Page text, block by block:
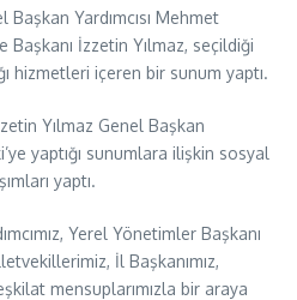
Yardımcısı Mehmet
Başkanı İzzetin Yılmaz, seçildiği
hizmetleri içeren bir sunum yaptı.
Yılmaz Genel Başkan
yaptığı sunumlara ilişkin sosyal
yaptı.
Yerel Yönetimler Başkanı
İl Başkanımız,
mensuplarımızla bir araya